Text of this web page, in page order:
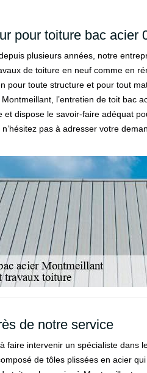
pour toiture bac acier
plusieurs années, notre
de toiture en neuf comme en
pour toute structure et pour tout
l’entretien de toit bac
et dispose le savoir-faire adéquat
pas à adresser votre
de notre service
intervenir un spécialiste dans
de tôles plissées en acier